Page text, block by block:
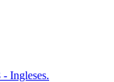
Ingleses.